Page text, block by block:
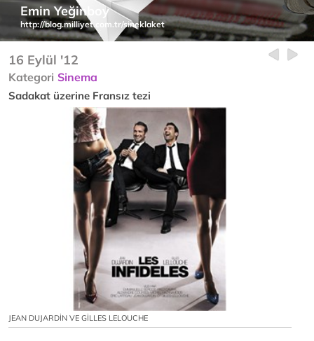
Emin Yeğinboy
http://blog.milliyet.com.tr/sineklaket
16 Eylül '12
Kategori Sinema
Sadakat üzerine Fransız tezi
JEAN DUJARDİN VE GİLLES LELOUCHE